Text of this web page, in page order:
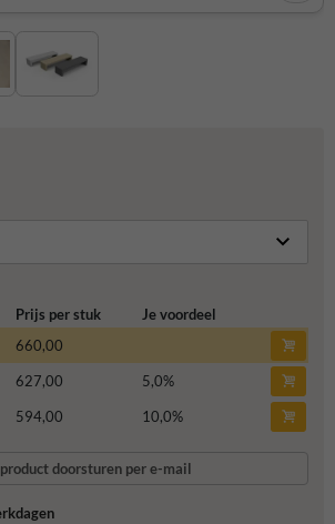
Prijs per stuk
Je voordeel
660,00
627,00 5,0%
594,00 10,0%
product doorsturen per e-mail